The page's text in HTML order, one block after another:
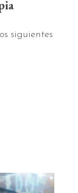
siguientes